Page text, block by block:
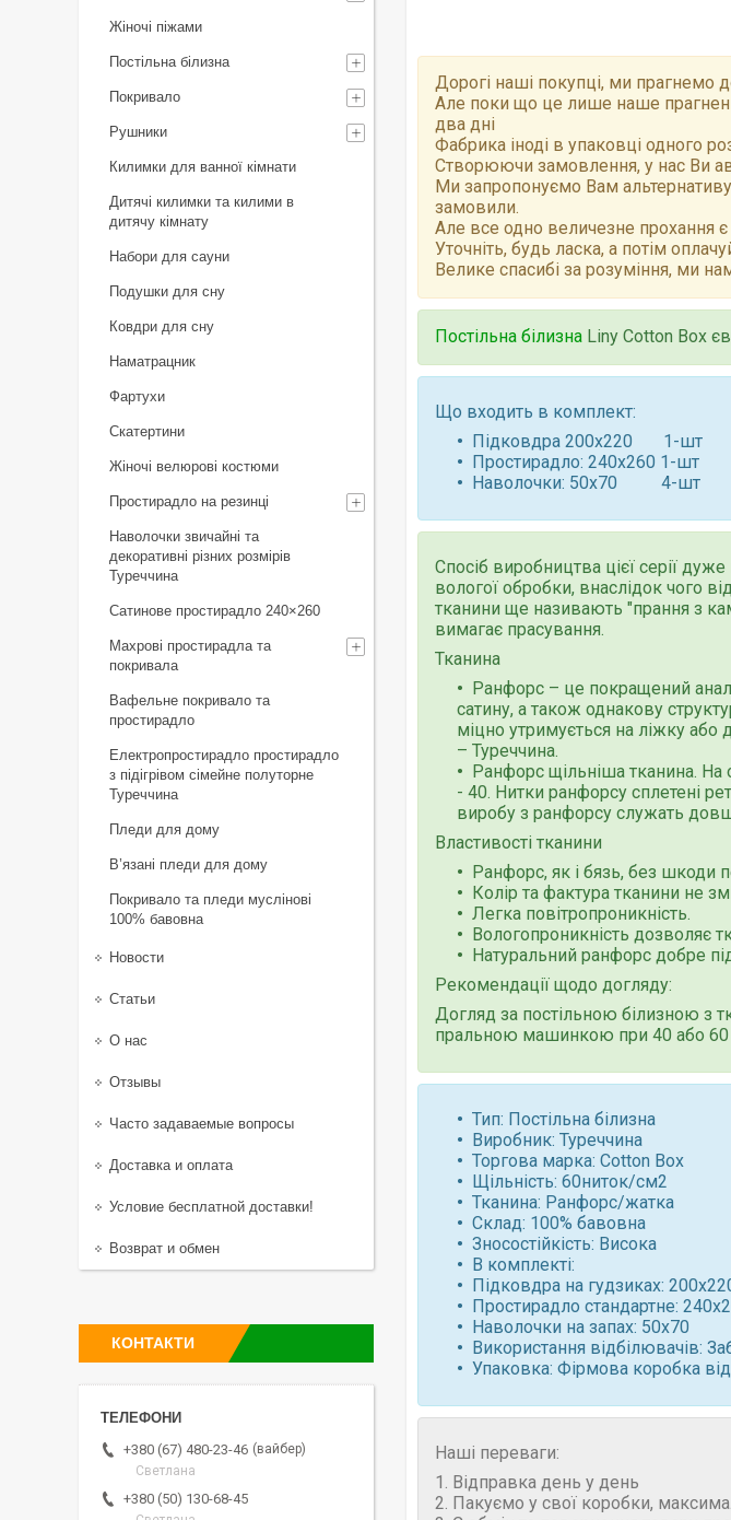
Дорогі наші покупці, ми прагнемо
Але поки що це лише наше
два дні
Фабрика іноді в упаковці одного
Створюючи замовлення, у нас Ви
Ми запропонуємо Вам
замовили.
Але все одно величезне прохання
Уточніть, будь ласка, а потім
Велике спасибі за розуміння, ми
Постільна білизна Liny Cotton Box
Що входить в комплект:
Підковдра 200x220 1-шт
Простирадло: 240x260 1-шт
Наволочки: 50x70 4-шт
Спосіб виробництва цієї серії
вологої обробки, внаслідок чого
тканини ще називають "прання з
вимагає прасування.
Тканина
Ранфорс – це покращений
сатину, а також однакову
міцно утримується на ліжку
– Туреччина.
Ранфорс щільніша тканина. На
- 40. Нитки ранфорсу сплетені
виробу з ранфорсу служать
Властивості тканини
Ранфорс, як і бязь, без шкоди
Колір та фактура тканини не
Легка повітропроникність.
Вологопроникність дозволяє
Натуральний ранфорс добре
Рекомендації щодо догляду:
Догляд за постільною білизною з
пральною машинкою при 40 або 60
Тип: Постільна білизна
Виробник: Туреччина
Торгова марка: Cotton Box
Щільність: 60ниток/см2
Тканина: Ранфорс/жатка
Склад: 100% бавовна
Зносостійкість: Висока
В комплекті:
Підковдра на гудзиках:
Простирадло стандартне:
Наволочки на запах:
Використання відбілювачів:
Упаковка: Фірмова коробка
Наші переваги:
1. Відправка день у день
2. Пакуємо у свої коробки,
Жіночі піжами
Постільна білизна
Покривало
Рушники
Килимки для ванної кімнати
Дитячі килимки та килими в
дитячу кімнату
Набори для сауни
Подушки для сну
Ковдри для сну
Наматрацник
Фартухи
Скатертини
Жіночі велюрові костюми
Простирадло на резинці
Наволочки звичайні та
декоративні різних розмірів
Туреччина
Сатинове простирадло 240×260
Махрові простирадла та
покривала
Вафельне покривало та
простирадло
Електропростирадло простирадло
з підігрівом сімейне полуторне
Туреччина
Пледи для дому
В’язані пледи для дому
Покривало та пледи муслінові
100% бавовна
Новости
Статьи
О нас
Отзывы
Часто задаваемые вопросы
Доставка и оплата
Условие бесплатной доставки!
Возврат и обмен
КОНТАКТИ
+380 (67) 480-23-46
вайбер
Светлана
+380 (50) 130-68-45